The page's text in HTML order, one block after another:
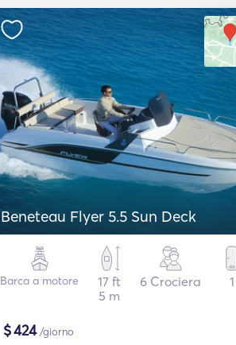
Beneteau Flyer 5.5 Sun Deck
Barca a motore
17 ft
5 m
6 Crociera 1
$424/giorno